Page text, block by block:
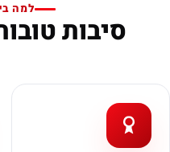
למה
סיבות